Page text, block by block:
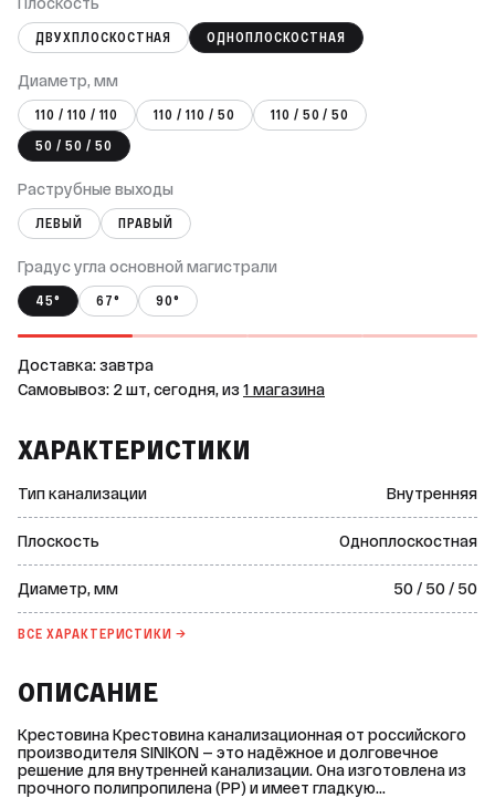
ДВУХПЛОСКОСТНАЯ ОДНОПЛОСКОСТНАЯ
Диаметр, мм
110 / 110 / 110 110 / 110 / 50
110 / 50 / 50
50 / 50 / 50
Раструбные выходы
ЛЕВЫЙ ПРАВЫЙ
Градус угла основной магистрали
45° 67° 90°
Доставка: завтра
Самовывоз: 2 шт, сегодня, из 1 магазина
ХАРАКТЕРИСТИКИ
Тип канализации Внутренняя
Плоскость Одноплоскостная
Диаметр, мм 50 / 50 / 50
ВСЕ ХАРАКТЕРИСТИКИ →
ОПИСАНИЕ
Крестовина Крестовина канализационная от российского
производителя SINIKON — это надёжное и долговечное
решение для внутренней канализации. Она изготовлена из
прочного полипропилена (РР) и имеет гладкую